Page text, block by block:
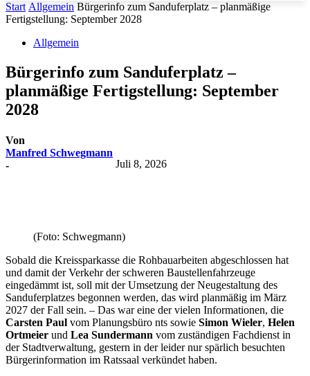
Start Allgemein Bürgerinfo zum Sanduferplatz – planmäßige
Fertigstellung: September 2028
Allgemein
Bürgerinfo zum Sanduferplatz –
planmäßige Fertigstellung: September
2028
Von
Manfred Schwegmann
-
Juli 8, 2026
(Foto: Schwegmann)
Sobald die Kreissparkasse die Rohbauarbeiten abgeschlossen hat
und damit der Verkehr der schweren Baustellenfahrzeuge
eingedämmt ist, soll mit der Umsetzung der Neugestaltung des
Sanduferplatzes begonnen werden, das wird planmäßig im März
2027 der Fall sein. – Das war eine der vielen Informationen, die
Carsten Paul vom Planungsbüro nts sowie Simon Wieler, Helen
Ortmeier und Lea Sundermann vom zuständigen Fachdienst in
der Stadtverwaltung, gestern in der leider nur spärlich besuchten
Bürgerinformation im Ratssaal verkündet haben.